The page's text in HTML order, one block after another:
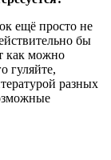
ещё просто не
бы
как можно
гуляйте,
разных